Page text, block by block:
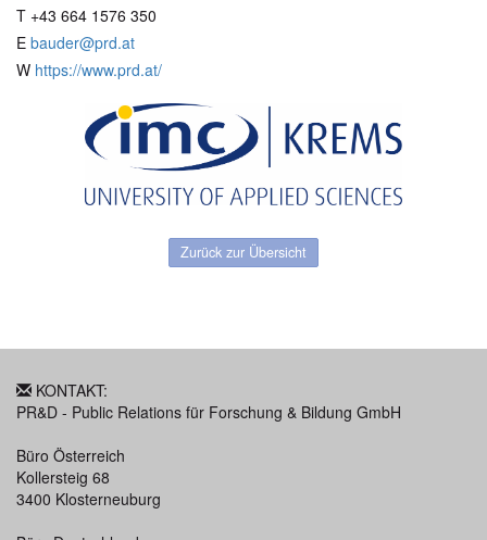
T +43 664 1576 350
E bauder@prd.at
W https://www.prd.at/
Zurück zur Übersicht
KONTAKT:
PR&D - Public Relations für Forschung & Bildung GmbH
Büro Österreich
Kollersteig 68
3400 Klosterneuburg